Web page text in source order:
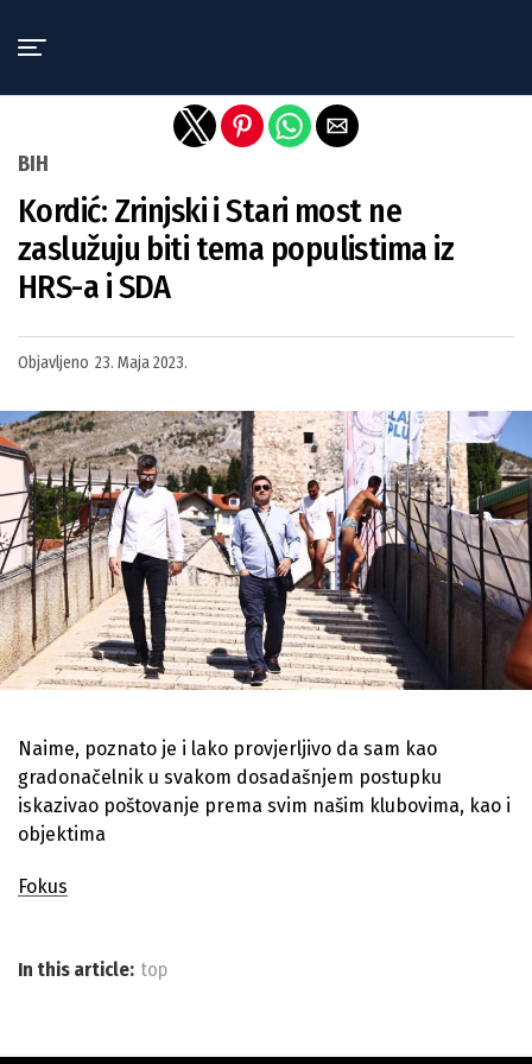
BIH
Kordić: Zrinjski i Stari most ne
zaslužuju biti tema populistima iz
HRS-a i SDA
Objavljeno 23. Maja 2023.
Naime, poznato je i lako provjerljivo da sam kao
gradonačelnik u svakom dosadašnjem postupku
iskazivao poštovanje prema svim našim klubovima, kao i
objektima
Fokus
In this article: top